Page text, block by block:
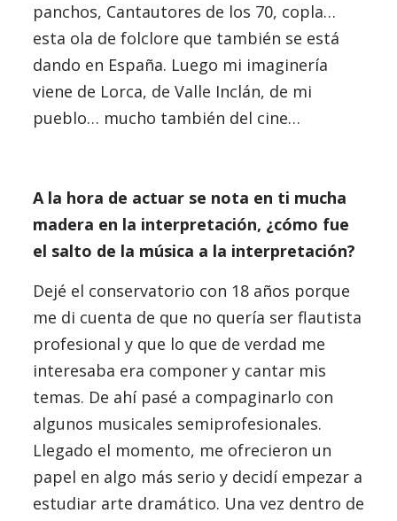
panchos, Cantautores de los 70, copla…
esta ola de folclore que también se está
dando en España. Luego mi imaginería
viene de Lorca, de Valle Inclán, de mi
pueblo… mucho también del cine…
A la hora de actuar se nota en ti mucha
madera en la interpretación, ¿cómo fue
el salto de la música a la interpretación?
Dejé el conservatorio con 18 años porque
me di cuenta de que no quería ser flautista
profesional y que lo que de verdad me
interesaba era componer y cantar mis
temas. De ahí pasé a compaginarlo con
algunos musicales semiprofesionales.
Llegado el momento, me ofrecieron un
papel en algo más serio y decidí empezar a
estudiar arte dramático. Una vez dentro de